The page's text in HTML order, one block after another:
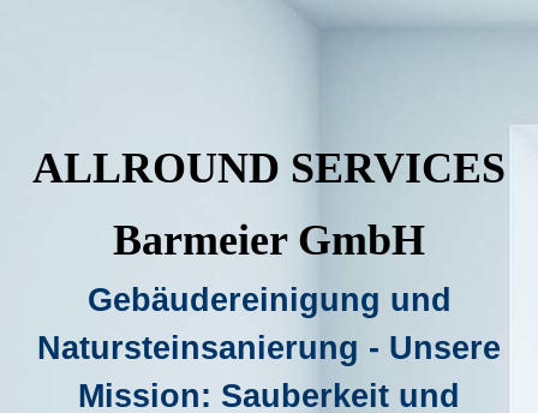
ALLROUND SERVICES
Barmeier GmbH
Gebäudereinigung und
Natursteinsanierung - Unsere
Mission: Sauberkeit und